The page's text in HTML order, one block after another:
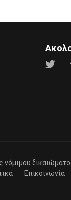
δικαιώματος.
Επικοινωνία